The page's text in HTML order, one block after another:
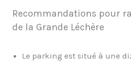
Recommandations pour
de la Grande Léchère
Le parking est situé à une